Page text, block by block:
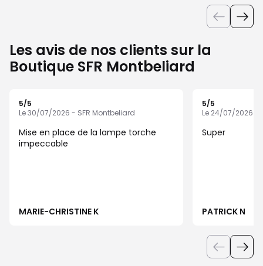
Les avis de nos clients sur la
Boutique SFR Montbeliard
5/5
Le 30/07/2026 - SFR Montbeliard
Mise en place de la lampe torche
impeccable
MARIE-CHRISTINE K
5/5
Le 24/07/2026 -
Super
PATRICK N